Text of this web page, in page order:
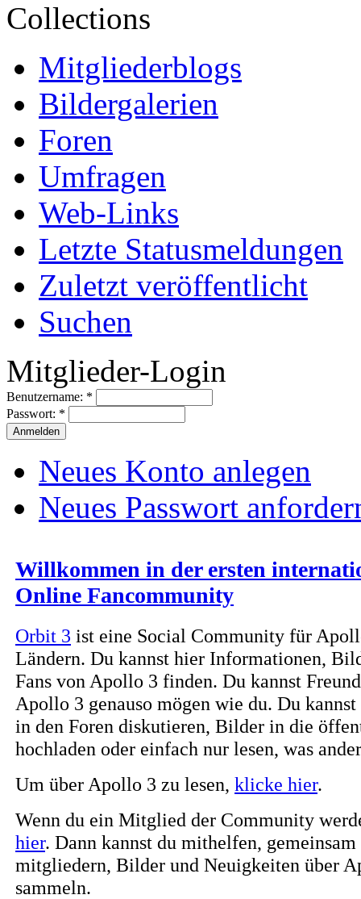
Collections
Mitgliederblogs
Bildergalerien
Foren
Umfragen
Web-Links
Letzte Statusmeldungen
Zuletzt veröffentlicht
Suchen
Mitglieder-Login
Benutzername: *
Passwort: *
Neues Konto anlegen
Neues Passwort
Willkommen in der ersten
Online Fancommunity
Orbit 3 ist eine Social Community für
Ländern. Du kannst hier Informationen,
Fans von Apollo 3 finden. Du kannst
Apollo 3 genauso mögen wie du. Du
in den Foren diskutieren, Bilder in die
hochladen oder einfach nur lesen, was
Um über Apollo 3 zu lesen, klicke hier.
Wenn du ein Mitglied der Community
hier. Dann kannst du mithelfen,
mitgliedern, Bilder und Neuigkeiten über
sammeln.